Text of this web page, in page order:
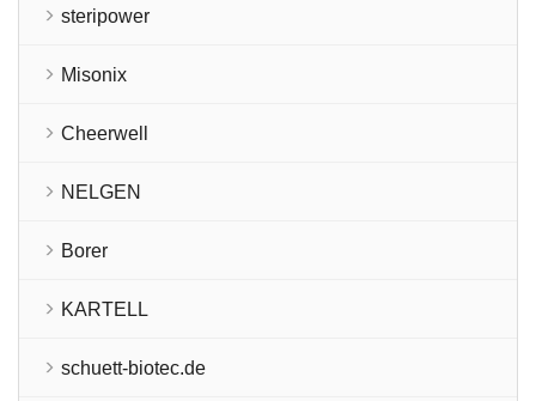
steripower
Misonix
Cheerwell
NELGEN
Borer
KARTELL
schuett-biotec.de